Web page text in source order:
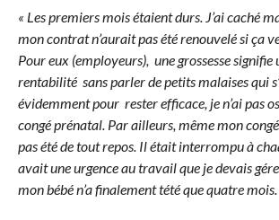
« Les premiers mois étaient durs. J’ai caché
mon contrat n’aurait pas été renouvelé si ça
Pour eux (employeurs), une grossesse
rentabilité sans parler de petits malaises qui
évidemment pour rester efficace, je n’ai pas
congé prénatal. Par ailleurs, même mon
pas été de tout repos. Il était interrompu à
avait une urgence au travail que je devais
mon bébé n’a finalement tété que quatre mois.